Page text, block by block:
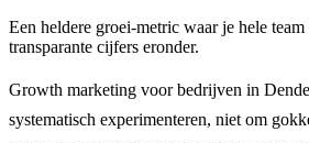
Een heldere groei-metric waar je hele
transparante cijfers eronder.
Growth marketing voor bedrijven in
systematisch experimenteren, niet om